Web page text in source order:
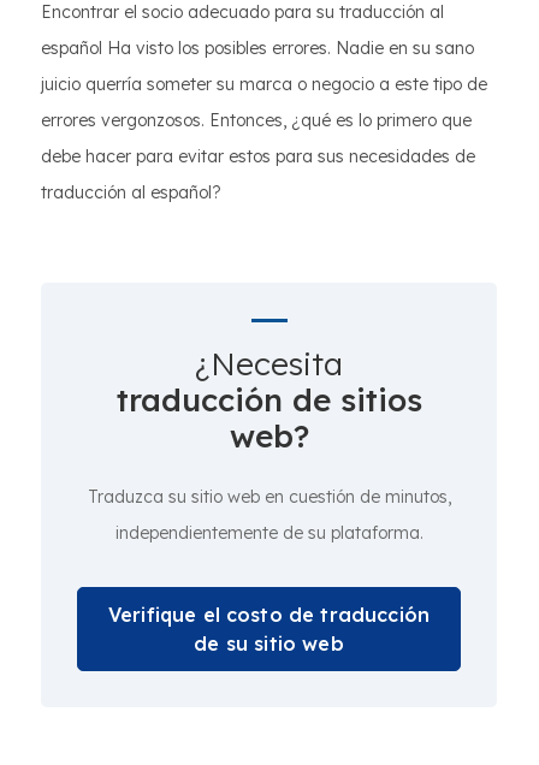
Encontrar el socio adecuado para su traducción al
español Ha visto los posibles errores. Nadie en su sano
juicio querría someter su marca o negocio a este tipo de
errores vergonzosos. Entonces, ¿qué es lo primero que
debe hacer para evitar estos para sus necesidades de
traducción al español?
¿Necesita
traducción de sitios
web?
Traduzca su sitio web en cuestión de minutos,
independientemente de su plataforma.
Verifique el costo de traducción
de su sitio web